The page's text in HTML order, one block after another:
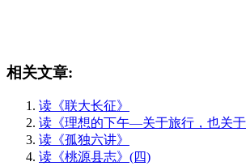
相关文章:
读《联大长征》
读《理想的下午—关于旅行，也关于
读《孤独六讲》
读《桃源县志》(四)